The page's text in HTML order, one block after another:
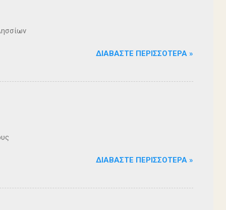
ΔΙΑΒΆΣΤΕ ΠΕΡΙΣΣΌΤΕΡΑ »
ΔΙΑΒΆΣΤΕ ΠΕΡΙΣΣΌΤΕΡΑ »